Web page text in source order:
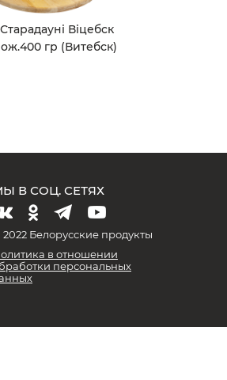
Вiцебск
гр (Витебск)
В СОЦ. СЕТЯХ
Белорусские продукты
в отношении
персональных